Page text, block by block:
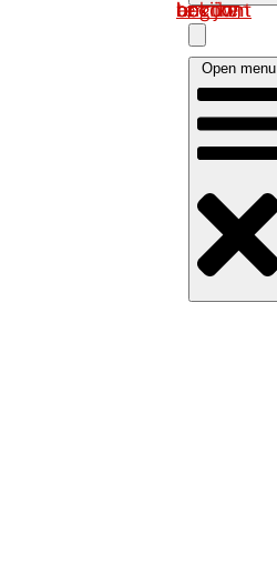
Log in om uw account te bekijken
Open menu